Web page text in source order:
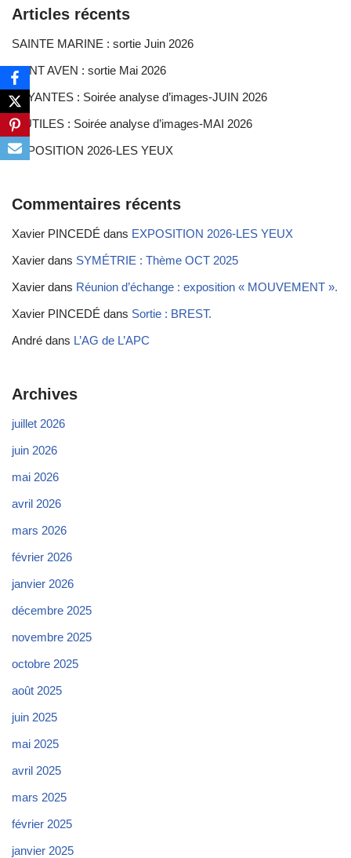
Articles récents
SAINTE MARINE : sortie Juin 2026
PONT AVEN : sortie Mai 2026
FUYANTES : Soirée analyse d’images-JUIN 2026
INUTILES : Soirée analyse d’images-MAI 2026
EXPOSITION 2026-LES YEUX
Commentaires récents
Xavier PINCEDÉ dans EXPOSITION 2026-LES YEUX
Xavier dans SYMÉTRIE : Thème OCT 2025
Xavier dans Réunion d’échange : exposition « MOUVEMENT ».
Xavier PINCEDÉ dans Sortie : BREST.
André dans L’AG de L’APC
Archives
juillet 2026
juin 2026
mai 2026
avril 2026
mars 2026
février 2026
janvier 2026
décembre 2025
novembre 2025
octobre 2025
août 2025
juin 2025
mai 2025
avril 2025
mars 2025
février 2025
janvier 2025